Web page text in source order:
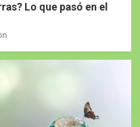
Lo que pasó en el